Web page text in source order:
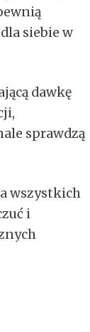
siebie w
dawkę
sprawdzą
wszystkich
i